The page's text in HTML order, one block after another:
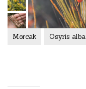
Morcak Osyris alba